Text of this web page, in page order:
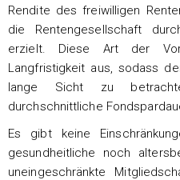
Rendite des freiwilligen
die Rentengesellschaft
erzielt. Diese Art der
Langfristigkeit aus, sodass
lange Sicht zu
durchschnittliche
Es gibt keine
gesundheitliche noch
uneingeschränkte